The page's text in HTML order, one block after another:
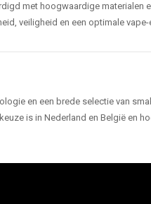
met hoogwaardige materialen
veiligheid en een optimale
en een brede selectie van
is in Nederland en België en